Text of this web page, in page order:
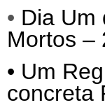
• Dia Um
Mortos –
• Um
concreta